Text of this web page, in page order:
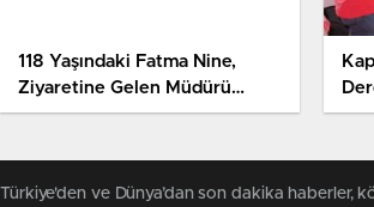
118 Yaşındaki Fatma Nine,
Ziyaretine Gelen Müdürü
Şaşırttı
Türkiye'den ve Dünya’dan son dakika haberler,